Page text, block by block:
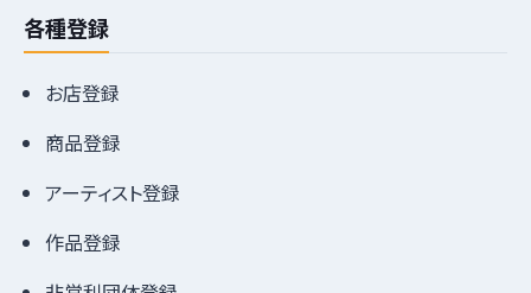
各種登録
お店登録
商品登録
アーティスト登録
作品登録